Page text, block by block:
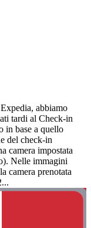
abbiamo
tardi al Check-in
in base a quello
del check-in
camera impostata
Nelle immagini
camera prenotata